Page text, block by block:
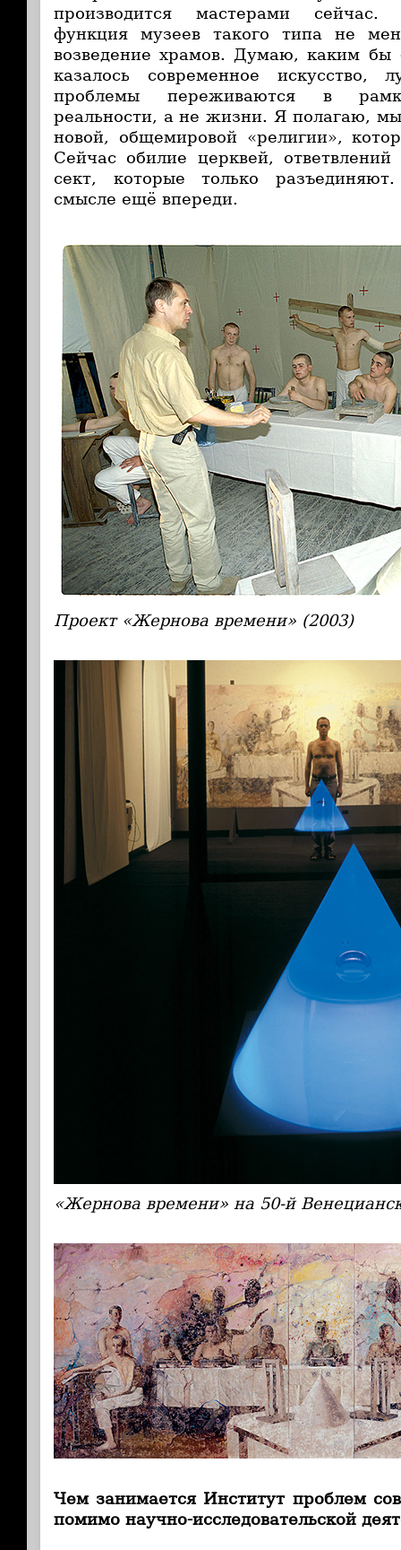
производится мастерами
функция музеев такого типа не
возведение храмов. Думаю, каким бы
казалось современное искусство,
проблемы переживаются в
реальности, а не жизни. Я полагаю,
новой, общемировой «религии»,
Сейчас обилие церквей,
сект, которые только
смысле ещё впереди.
Проект «Жернова времени» (2003)
«Жернова времени» на 50-й
Чем занимается Институт проблем
помимо научно-исследовательской